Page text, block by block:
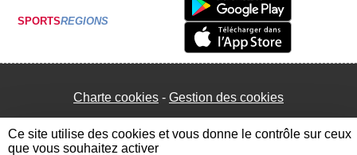
SPORTSREGIONS
Charte cookies Gestion des cookies
Ce site utilise des cookies et vous donne le contrôle sur ceux
que vous souhaitez activer